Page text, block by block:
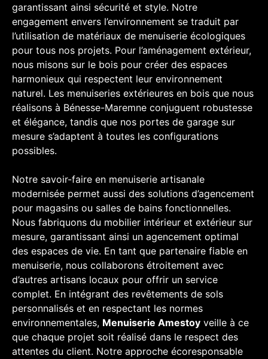
garantissant ainsi sécurité et style. Notre
engagement envers l’environnement se traduit par
l’utilisation de matériaux de menuiserie écologiques
pour tous nos projets. Pour l’aménagement extérieur,
nous misons sur le bois pour créer des espaces
harmonieux qui respectent leur environnement
naturel. Les menuiseries extérieures en bois que nous
réalisons à Bénesse-Maremne conjuguent robustesse
et élégance, tandis que nos portes de garage sur
mesure s’adaptent à toutes les configurations
possibles.
Notre savoir-faire en menuiserie artisanale
modernisée permet aussi des solutions d’agencement
pour magasins ou salles de bains fonctionnelles.
Nous fabriquons du mobilier intérieur et extérieur sur
mesure, garantissant ainsi un agencement optimal
des espaces de vie. En tant que partenaire fiable en
menuiserie, nous collaborons étroitement avec
d’autres artisans locaux pour offrir un service
complet. En intégrant des revêtements de sols
personnalisés et en respectant les normes
environnementales, Menuiserie Amestoy veille à ce
que chaque projet soit réalisé dans le respect des
attentes du client. Notre approche écoresponsable